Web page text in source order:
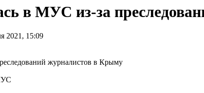
в МУС из-за
2021, 15:09